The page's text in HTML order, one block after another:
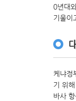
0년대
기울이
케냐정
기 위
바사